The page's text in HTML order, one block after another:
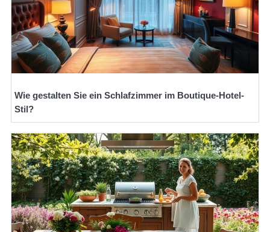
Wie gestalten Sie ein Schlafzimmer im Boutique-Hotel-
Stil?